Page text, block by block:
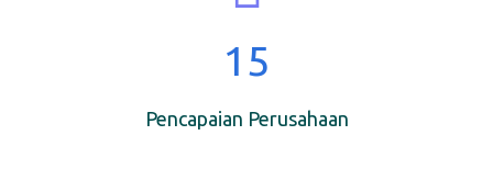
15
Pencapaian Perusahaan